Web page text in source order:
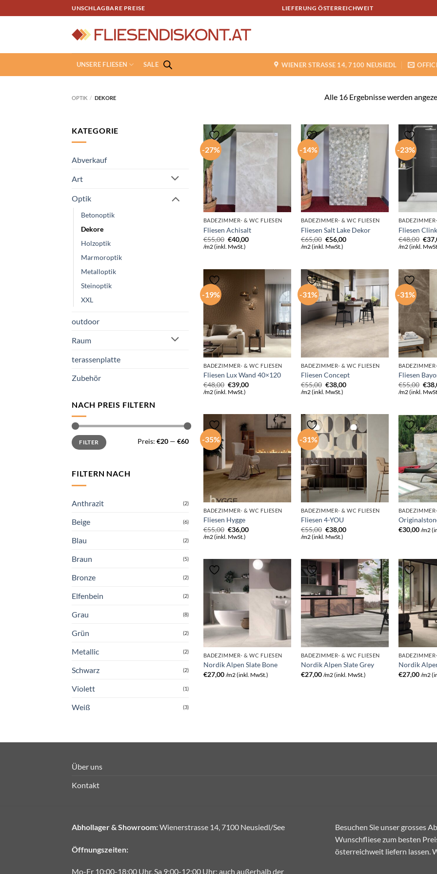
Inhalt
UNSCHLAGBARE PREISE LIEFERUNG ÖSTERREICHWEIT
UNSERE FLIESEN SALE WIENER STRASSE 14, 7100 NEUSIEDL
OPTIK / DEKORE Alle 16 Ergebnisse werden
KATEGORIE
Abverkauf
Art
Optik
Betonoptik
Dekore
Holzoptik
Marmoroptik
Metalloptik
Steinoptik
XXL
outdoor
Raum
terassenplatte
Zubehör
NACH PREIS FILTERN
Min.
Preis
Max.
PreisFILTER Preis: €20 — €60
FILTERN NACH
Anthrazit (2)
Beige (6)
Blau (2)
Braun (5)
Bronze (2)
Elfenbein (2)
Grau (8)
Grün (2)
Metallic (2)
Schwarz (2)
Violett (1)
Weiß (3)
-27%
BADEZIMMER- & WC FLIESEN
Fliesen Achisalt
€55,00 Ursprünglicher
Preis
€40,00Aktueller
/m2 (inkl. MwSt.)
-14%
BADEZIMMER- & WC FLIESEN
Fliesen Salt Lake Dekor
€65,00 Ursprünglicher
Preis
€56,00Aktueller
/m2 (inkl. MwSt.)
-23%
Fliesen
€48,00
Preis
€
/m2 (inkl.
-19%
BADEZIMMER- & WC FLIESEN
Fliesen Lux Wand 40×120
€48,00 Ursprünglicher
Preis
€39,00Aktueller
/m2 (inkl. MwSt.)
-31%
BADEZIMMER- & WC FLIESEN
Fliesen Concept
€55,00 Ursprünglicher
Preis
€38,00Aktueller
/m2 (inkl. MwSt.)
-31%
Fliesen
€55,00
Preis
€
/m2 (inkl.
-35%
BADEZIMMER- & WC FLIESEN
Fliesen Hygge
€55,00 Ursprünglicher
Preis
€36,00Aktueller
/m2 (inkl. MwSt.)
-31%
BADEZIMMER- & WC FLIESEN
Fliesen 4-YOU
€55,00 Ursprünglicher
Preis
€38,00Aktueller
/m2 (inkl. MwSt.)
€30,00 /m2
BADEZIMMER- & WC FLIESEN
Nordik Alpen Slate Bone
€27,00 /m2 (inkl. MwSt.)
BADEZIMMER- & WC FLIESEN
Nordik Alpen Slate Grey
€27,00 /m2 (inkl. MwSt.)
Nordik
€27,00 /m2
Über uns
Kontakt
Abhollager & Showroom:Wienerstrasse 14, 7100 Neusiedl/See
Öffnungszeiten:
Mo-Fr 10:00-18:00 Uhr, Sa 9:00-12:00 Uhr; auch außerhalb der
Besuchen Sie unser grosses
Wunschfliese zum besten
österreichweit liefern lassen.